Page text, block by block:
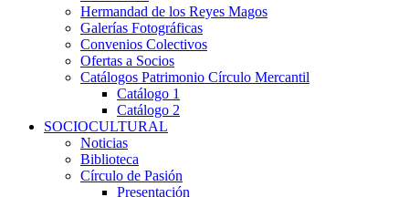
Hermandad de los Reyes Magos
Galerías Fotográficas
Convenios Colectivos
Ofertas a Socios
Catálogos Patrimonio Círculo Mercantil
Catálogo 1
Catálogo 2
SOCIOCULTURAL
Noticias
Biblioteca
Círculo de Pasión
Presentación